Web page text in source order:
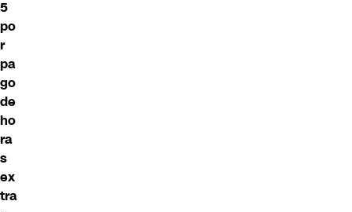
5
po
r
pa
go
de
ho
ra
s
ex
tra